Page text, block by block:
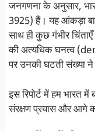
जनगणना के अनुसार,
3925) हैं। यह आंकड़ा
साथ ही कुछ गंभीर
की अत्यधिक घनत्व
पर उनकी घटती संख्या ने
इस रिपोर्ट में हम भारत
संरक्षण प्रयास और आगे